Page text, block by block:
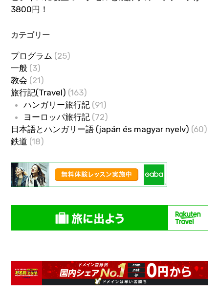
3800円！
カテゴリー
プログラム (25)
一般 (3)
教会 (21)
旅行記(Travel) (163)
ハンガリー旅行記(91)
ヨーロッパ旅行記(72)
日本語とハンガリー語 (japán és magyar nyelv) (60)
鉄道 (18)